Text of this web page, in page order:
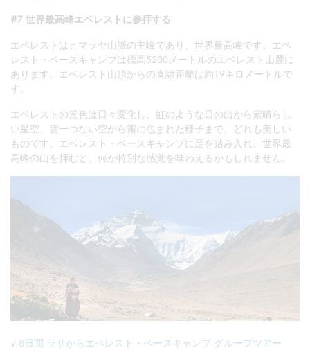
#7 世界最高峰エベレストに参拝する
エベレストはヒマラヤ山脈の主峰であり、世界最高峰です。エベ
レスト・ベースキャンプは標高5200メートルのエベレスト山麓に
あります。エベレスト山頂からの直線距離は約19キロメートルで
す。
エベレストの景色は日々変化し、虹のような日の出から素晴らし
い星空、雲一つない空から霧に包まれた様子まで、どれも美しい
ものです。エベレスト・ベースキャンプに足を踏み入れ、世界最
高峰の山を拝むと、何か特別な感覚を味わえるかもしれません。
√ 8日間 ラサからエベレスト・ベースキャンプ グループツアー